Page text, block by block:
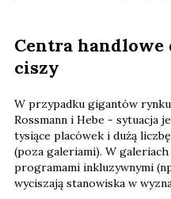
Centra
ciszy
W przypadku gigantów
Rossmann i Hebe - sytuacja
tysiące placówek i dużą
(poza galeriami). W
programami inkluzywnymi
wyciszają stanowiska w